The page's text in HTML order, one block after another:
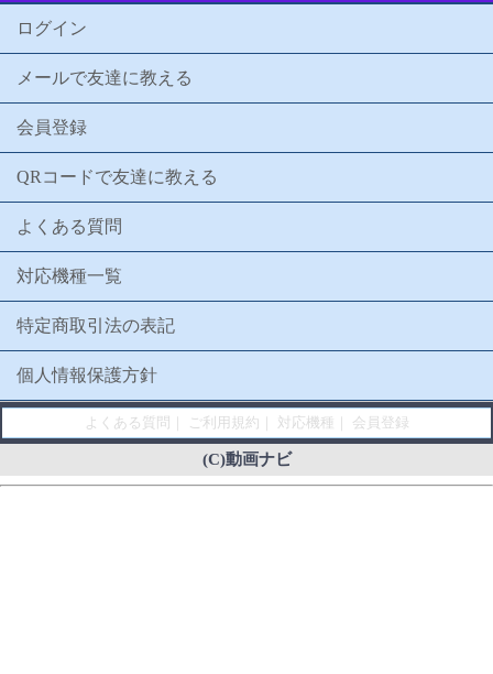
ログイン
メールで友達に教える
会員登録
QRコードで友達に教える
よくある質問
対応機種一覧
特定商取引法の表記
個人情報保護方針
よくある質問 ご利用規約 対応機種 会員登録
(C)動画ナビ